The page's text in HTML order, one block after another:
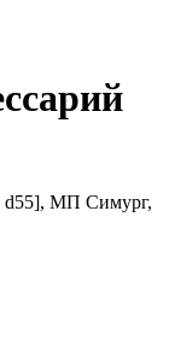
d55], МП Симург,